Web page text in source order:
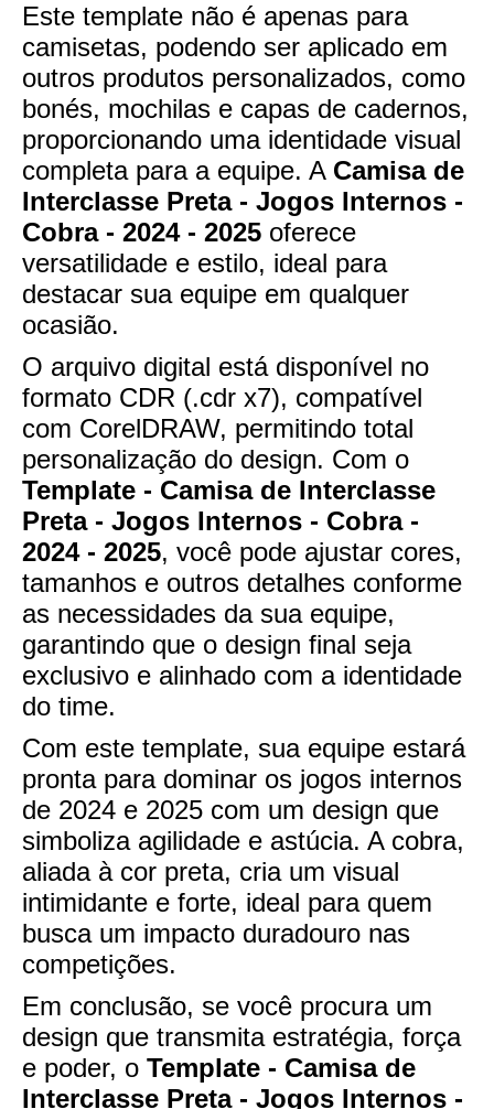
Este template não é apenas para
camisetas, podendo ser aplicado em
outros produtos personalizados, como
bonés, mochilas e capas de cadernos,
proporcionando uma identidade visual
completa para a equipe. A Camisa de
Interclasse Preta - Jogos Internos -
Cobra - 2024 - 2025 oferece
versatilidade e estilo, ideal para
destacar sua equipe em qualquer
ocasião.
O arquivo digital está disponível no
formato CDR (.cdr x7), compatível
com CorelDRAW, permitindo total
personalização do design. Com o
Template - Camisa de Interclasse
Preta - Jogos Internos - Cobra -
2024 - 2025, você pode ajustar cores,
tamanhos e outros detalhes conforme
as necessidades da sua equipe,
garantindo que o design final seja
exclusivo e alinhado com a identidade
do time.
Com este template, sua equipe estará
pronta para dominar os jogos internos
de 2024 e 2025 com um design que
simboliza agilidade e astúcia. A cobra,
aliada à cor preta, cria um visual
intimidante e forte, ideal para quem
busca um impacto duradouro nas
competições.
Em conclusão, se você procura um
design que transmita estratégia, força
e poder, o Template - Camisa de
Interclasse Preta - Jogos Internos -